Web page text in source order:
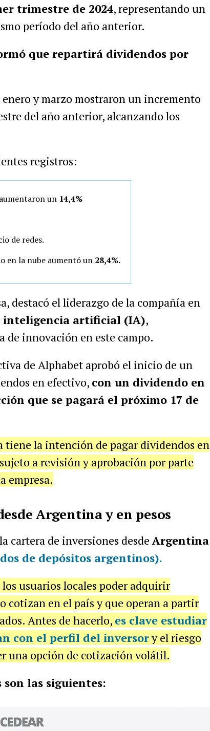
trimestre de 2024, representando un
período del año anterior.
que repartirá dividendos por
y marzo mostraron un incremento
del año anterior, alcanzando los
registros:
un 14,4%
de redes.
en la nube aumentó un 28,4%.
destacó el liderazgo de la compañía en
inteligencia artificial (IA),
de innovación en este campo.
de Alphabet aprobó el inicio de un
en efectivo, con un dividendo en
que se pagará el próximo 17 de
tiene la intención de pagar dividendos en
a revisión y aprobación por parte
empresa.
Argentina y en pesos
cartera de inversiones desdeArgentina
de depósitos argentinos).
usuarios locales poder adquirir
cotizan en el país y que operan a partir
Antes de hacerlo, es clave estudiar
con el perfil del inversory el riesgo
una opción de cotización volátil.
las siguientes: